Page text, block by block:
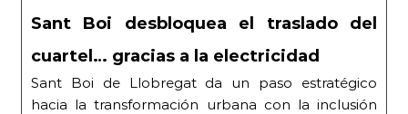
Sant Boi desbloquea el traslado del
cuartel… gracias a la electricidad
Sant Boi de Llobregat da un paso estratégico
hacia la transformación urbana con la inclusión